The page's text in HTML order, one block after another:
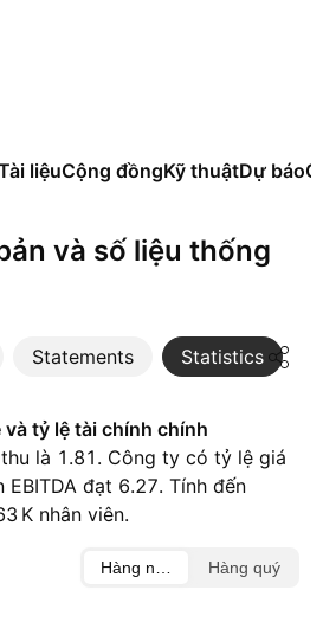
liệuCộng đồngKỹ thuậtDự báo
và số liệu thống
Statements Statistics
tỷ lệ tài chính chính
là 1.81. Công ty có tỷ lệ giá
đạt 6.27. Tính đến
K‬ nhân viên.
Hàng năm Hàng quý